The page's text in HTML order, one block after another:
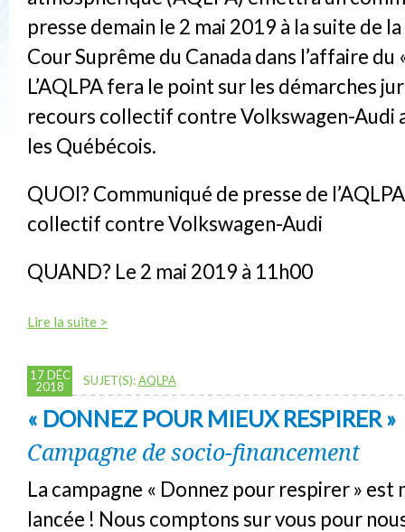
presse demain le 2 mai 2019 à la suite de
Cour Suprême du Canada dans l’affaire du
L’AQLPA fera le point sur les démarches
recours collectif contre Volkswagen-Audi
les Québécois.
QUOI? Communiqué de presse de
collectif contre Volkswagen-Audi
QUAND? Le 2 mai 2019 à 11h00
Lire la suite >
17 DÉC
2018
SUJET(S):AQLPA
« DONNEZ POUR MIEUX RESPIRER »
Campagne de socio-financement
La campagne « Donnez pour respirer » est
lancée ! Nous comptons sur vous pour